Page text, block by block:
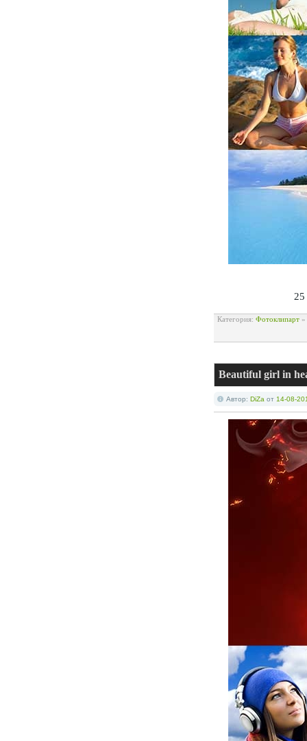
Категория: Фотоклипарт »
Beautiful girl in
Автор: DiZa от 14-08-